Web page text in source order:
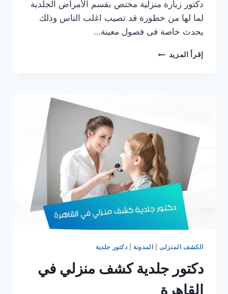
دكتور زيارة منزلية مختص بقسم الأمراض الجلدية
لما لها من خطورة قد تصيب اغلب الناس وذلك
يحدث خاصة فى فصول معينة…
إقرأ المزيد دكتور
الكشف المنزلى| المدونة دكتور جلدية
دكتور جلدية كشف منزلي في
القاهرة